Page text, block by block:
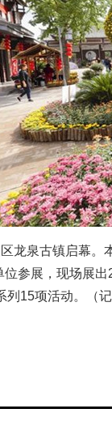
泉古镇启幕。
参展，现场展
列15项活动。（